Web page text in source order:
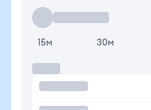
15м 30м